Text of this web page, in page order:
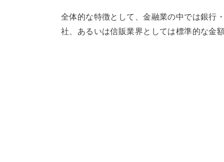
全体的な特徴として、金融業の中では銀行
社、あるいは信販業界としては標準的な金